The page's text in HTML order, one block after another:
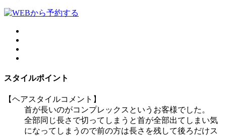
スタイルポイント
【ヘアスタイルコメント】
首が長いのがコンプレックスというお客様でした。
全部同じ長さで切ってしまうと首が全部出てしまい気
になってしまうので前の方は長さを残して後ろだけス